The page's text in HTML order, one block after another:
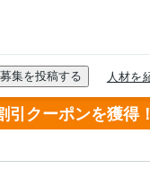
クーポンを獲得！